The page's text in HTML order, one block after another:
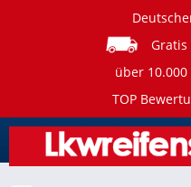
Gratis
über
TOP